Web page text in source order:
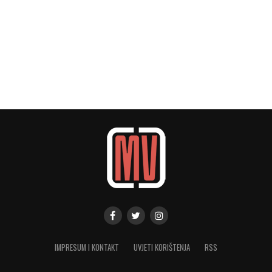
IMPRESUM I KONTAKT UVJETI KORIŠTENJA RSS